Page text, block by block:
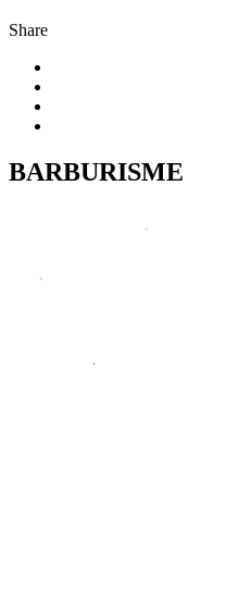
Share
BARBURISME